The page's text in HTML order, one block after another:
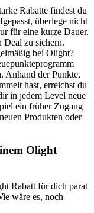
Rabatte findest du
überlege nicht
für eine kurze Dauer.
Deal zu sichern.
bei Olight?
Anhand der Punkte,
hast, erreichst du
in jedem Level neue
ein früher Zugang
Produkten oder
Olight
Rabatt für dich parat
wäre es, noch